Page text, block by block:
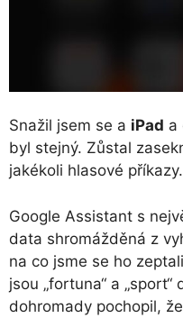
Snažil jsem se a iPad a
byl stejný. Zůstal
jakékoli hlasové
Google Assistant s
data shromážděná z
na co jsme se ho zeptali
jsou „fortuna“ a
dohromady pochopil,